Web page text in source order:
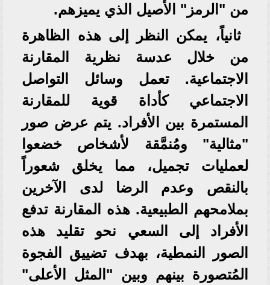
من "الرمز" الأصيل الذي يميزهم.
ثانياً، يمكن النظر إلى هذه الظاهرة
من خلال عدسة نظرية المقارنة
الاجتماعية. تعمل وسائل التواصل
الاجتماعي كأداة قوية للمقارنة
المستمرة بين الأفراد. يتم عرض صور
"مثالية" ومُنمَّقة لأشخاص خضعوا
لعمليات تجميل، مما يخلق شعوراً
بالنقص وعدم الرضا لدى الآخرين
بملامحهم الطبيعية. هذه المقارنة تدفع
الأفراد إلى السعي نحو تقليد هذه
الصور النمطية، بهدف تضييق الفجوة
المُتصورة بينهم وبين "المثل الأعلى"